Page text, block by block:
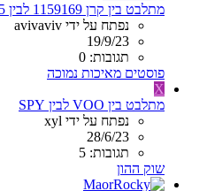
מתלבט בין קרן 1159169 לבין 1159235
נפתח על ידי avivaviv
19/9/23
תגובות: 0
פוסטים מאיכות נמוכה
X
מתלבט בין VOO לבין SPY
נפתח על ידי xyl
28/6/23
תגובות: 5
שוק ההון